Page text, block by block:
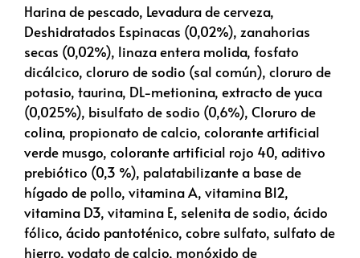
Harina de pescado, Levadura de cerveza,
Deshidratados Espinacas (0,02%), zanahorias
secas (0,02%), linaza entera molida, fosfato
dicálcico, cloruro de sodio (sal común), cloruro de
potasio, taurina, DL-metionina, extracto de yuca
(0,025%), bisulfato de sodio (0,6%), Cloruro de
colina, propionato de calcio, colorante artificial
verde musgo, colorante artificial rojo 40, aditivo
prebiótico (0,3 %), palatabilizante a base de
hígado de pollo, vitamina A, vitamina B12,
vitamina D3, vitamina E, selenita de sodio, ácido
fólico, ácido pantoténico, cobre sulfato, sulfato de
hierro, yodato de calcio, monóxido de